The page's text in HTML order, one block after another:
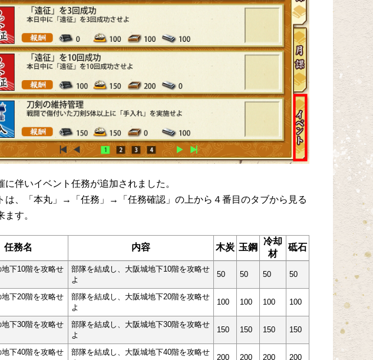
に伴いイベント任務が追加されました。
は、「本丸」→「任務」→「任務確認」の上から４番目のタブから見る
ます。
任務名 内容 木炭 玉鋼
冷却
材
砥石
地下10階を攻略せ
部隊を結成し、大阪城地下10階を攻略せ
よ
50 50 50 50
地下20階を攻略せ
部隊を結成し、大阪城地下20階を攻略せ
よ
100 100 100 100
地下30階を攻略せ
部隊を結成し、大阪城地下30階を攻略せ
よ
150 150 150 150
地下40階を攻略せ
部隊を結成し、大阪城地下40階を攻略せ
200 200 200 200